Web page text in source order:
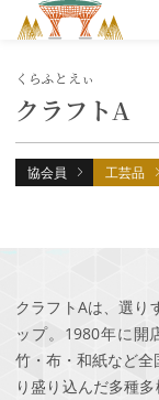
クラフトA
くらふとえぃ
協会員 工芸品
クラフトAは、選り
ップ。1980年に開
竹・布・和紙など
り盛り込んだ多種